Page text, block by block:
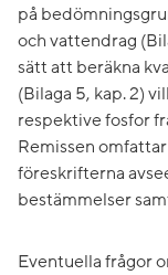
på
och vattendrag
sätt att beräkna
(Bilaga 5, kap. 2)
respektive fosfor
Remissen
föreskrifterna
bestämmelser
Eventuella frågor